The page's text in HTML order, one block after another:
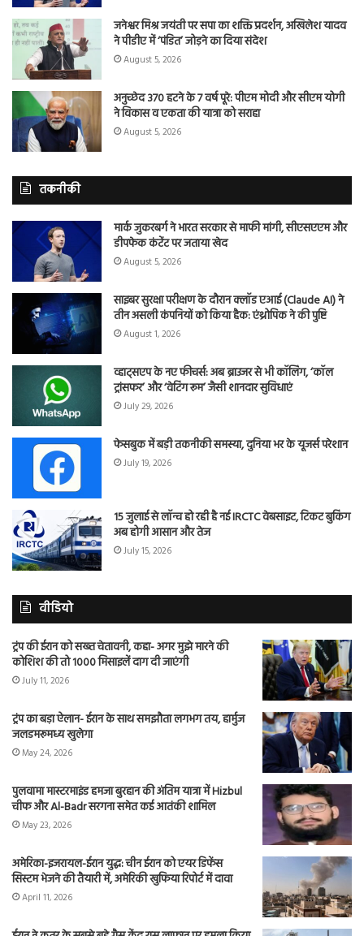
जनेश्वर मिश्र जयंती पर सपा का शक्ति प्रदर्शन, अखिलेश यादव
ने पीडीए में ‘पंडित’ जोड़ने का दिया संदेश
August 5, 2026
अनुच्छेद 370 हटने के 7 वर्ष पूरे: पीएम मोदी और सीएम योगी
ने विकास व एकता की यात्रा को सराहा
August 5, 2026
तकनीकी
मार्क जुकरबर्ग ने भारत सरकार से माफी मांगी, सीएसएएम और
डीपफेक कंटेंट पर जताया खेद
August 5, 2026
साइबर सुरक्षा परीक्षण के दौरान क्लॉड एआई (Claude AI) ने
तीन असली कंपनियों को किया हैक: एंथ्रोपिक ने की पुष्टि
August 1, 2026
व्हाट्सएप के नए फीचर्स: अब ब्राउजर से भी कॉलिंग, ‘कॉल
ट्रांसफर’ और ‘वेटिंग रूम’ जैसी शानदार सुविधाएं
July 29, 2026
फेसबुक में बड़ी तकनीकी समस्या, दुनिया भर के यूजर्स परेशान
July 19, 2026
15 जुलाई से लॉन्च हो रही है नई IRCTC वेबसाइट, टिकट बुकिंग
अब होगी आसान और तेज
July 15, 2026
वीडियो
ट्रंप की ईरान को सख्त चेतावनी, कहा- अगर मुझे मारने की
कोशिश की तो 1000 मिसाइलें दाग दी जाएंगी
July 11, 2026
ट्रंप का बड़ा ऐलान- ईरान के साथ समझौता लगभग तय, हार्मुज
जलडमरूमध्य खुलेगा
May 24, 2026
पुलवामा मास्टरमाइंड हमजा बुरहान की अंतिम यात्रा में Hizbul
चीफ और Al-Badr सरगना समेत कई आतंकी शामिल
May 23, 2026
अमेरिका-इजरायल-ईरान युद्ध: चीन ईरान को एयर डिफेंस
सिस्टम भेजने की तैयारी में, अमेरिकी खुफिया रिपोर्ट में दावा
April 11, 2026